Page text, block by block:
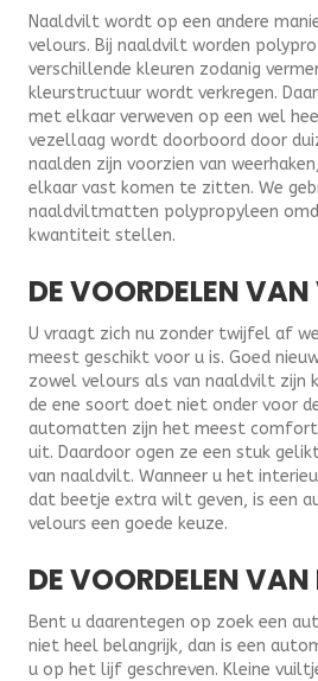
Naaldvilt wordt op een andere
velours. Bij naaldvilt worden
verschillende kleuren zodanig
kleurstructuur wordt verkregen.
met elkaar verweven op een wel
vezellaag wordt doorboord door
naalden zijn voorzien van
elkaar vast komen te zitten. We
naaldviltmatten polypropyleen
kwantiteit stellen.
DE VOORDELEN VAN
U vraagt zich nu zonder twijfel af
meest geschikt voor u is. Goed
zowel velours als van naaldvilt
de ene soort doet niet onder voor
automatten zijn het meest
uit. Daardoor ogen ze een stuk
van naaldvilt. Wanneer u het
dat beetje extra wilt geven, is een
velours een goede keuze.
DE VOORDELEN
Bent u daarentegen op zoek een
niet heel belangrijk, dan is een
u op het lijf geschreven. Kleine